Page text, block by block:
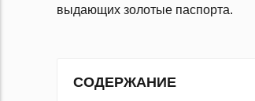
выдающих золотые паспорта.
СОДЕРЖАНИЕ